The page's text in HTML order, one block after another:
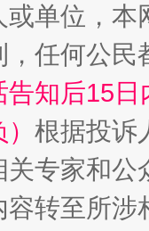
或单位，本
，任何公
告知后15
根据投诉
关专家和公
容转至所涉